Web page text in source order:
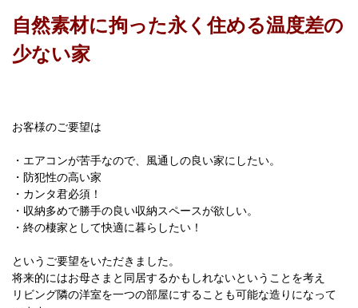
自然素材に拘った永く住める温度差の
少ない家
お客様のご要望は
・エアコンが苦手なので、風通しの良い家にしたい。
・防犯性の高い家
・カンタ君必須！
・収納多めで勝手の良い収納スペースが欲しい。
・終の棲家として快適に暮らしたい！
というご要望をいただきました。
将来的にはお母さまと同居するかもしれないということを考え
リビング隣の洋室を一つの部屋にすることも可能な造りになって